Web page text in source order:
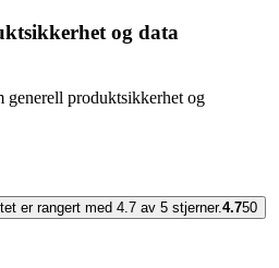
og data
produktsikkerhet og
er rangert med 4.7 av 5 stjerner.4.750